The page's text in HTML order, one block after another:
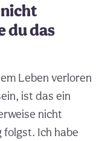
du das
Leben verloren
ist das ein
nicht
Ich habe